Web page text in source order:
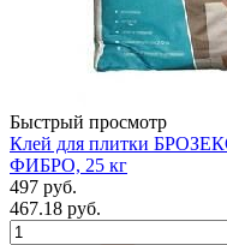
Быстрый просмотр
Клей для плитки
ФИБРО, 25 кг
497 руб.
467.18 руб.